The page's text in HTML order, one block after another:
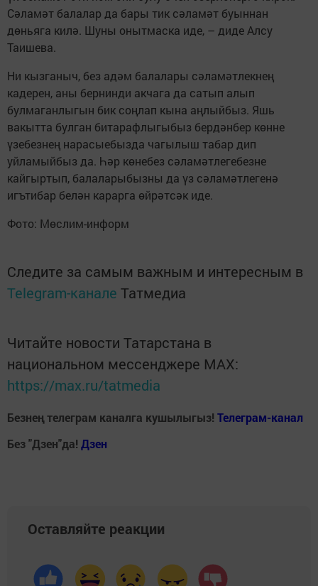
Сәламәт балалар да бары тик сәламәт буыннан
дөньяга килә. Шуны онытмаска иде, – диде Алсу
Таишева.
Ни кызганыч, без адәм балалары сәламәтлекнең
кадерен, аны бернинди акчага да сатып алып
булмаганлыгын бик соңлап кына аңлыйбыз. Яшь
вакытта булган битарафлыгыбыз бердәнбер көнне
үзебезнең нарасыебызда чагылыш табар дип
уйламыйбыз да. Һәр көнебез сәламәтлегебезне
кайгыртып, балаларыбызны да үз сәламәтлегенә
игътибар белән карарга өйрәтсәк иде.
Фото: Мөслим-информ
Следите за самым важным и интересным в
Telegram-канале Татмедиа
Читайте новости Татарстана в
национальном мессенджере MАХ:
https://max.ru/tatmedia
Безнең телеграм каналга кушылыгыз! Телеграм-канал
Без "Дзен"да! Дзен
Оставляйте реакции